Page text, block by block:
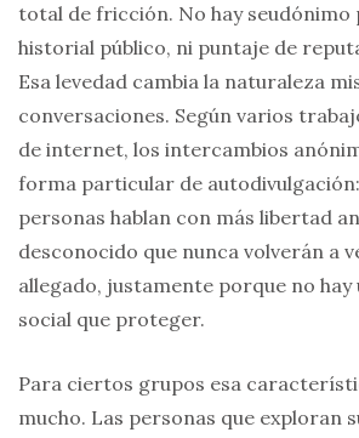
total de fricción. No hay seudónimo
historial público, ni puntaje de
Esa levedad cambia la naturaleza
conversaciones. Según varios
de internet, los intercambios
forma particular de
personas hablan con más libertad
desconocido que nunca volverán a
allegado, justamente porque no
social que proteger.
Para ciertos grupos esa
mucho. Las personas que exploran